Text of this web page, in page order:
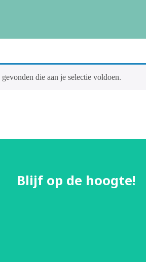
die aan je selectie voldoen.
Blijf op de hoogte!